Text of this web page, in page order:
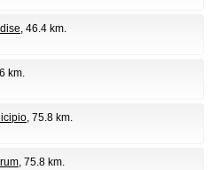
, 46.4 km.
km.
, 75.8 km.
, 75.8 km.